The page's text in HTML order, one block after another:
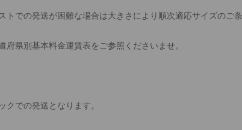
トでの発送が困難な場合は大きさにより順次適応サイズのご
県別基本料金運賃表をご参照くださいませ。
クでの発送となります。